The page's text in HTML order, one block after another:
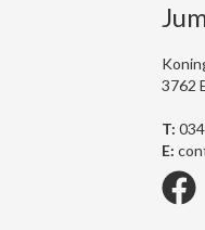
3762
T:
E: